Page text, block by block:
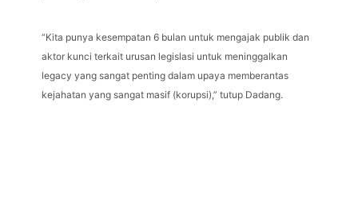
“Kita punya kesempatan 6 bulan untuk mengajak publik dan
aktor kunci terkait urusan legislasi untuk meninggalkan
legacy yang sangat penting dalam upaya memberantas
kejahatan yang sangat masif (korupsi),” tutup Dadang.